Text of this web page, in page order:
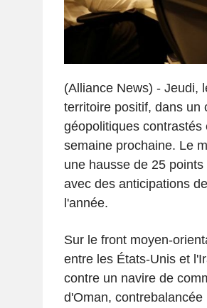
(Alliance News) - Jeudi,
territoire positif, dans un
géopolitiques
semaine prochaine. Le
une hausse de 25
avec des anticipations
l'année.
Sur le front moyen-
entre les États-Unis et
contre un navire de
d'Oman,